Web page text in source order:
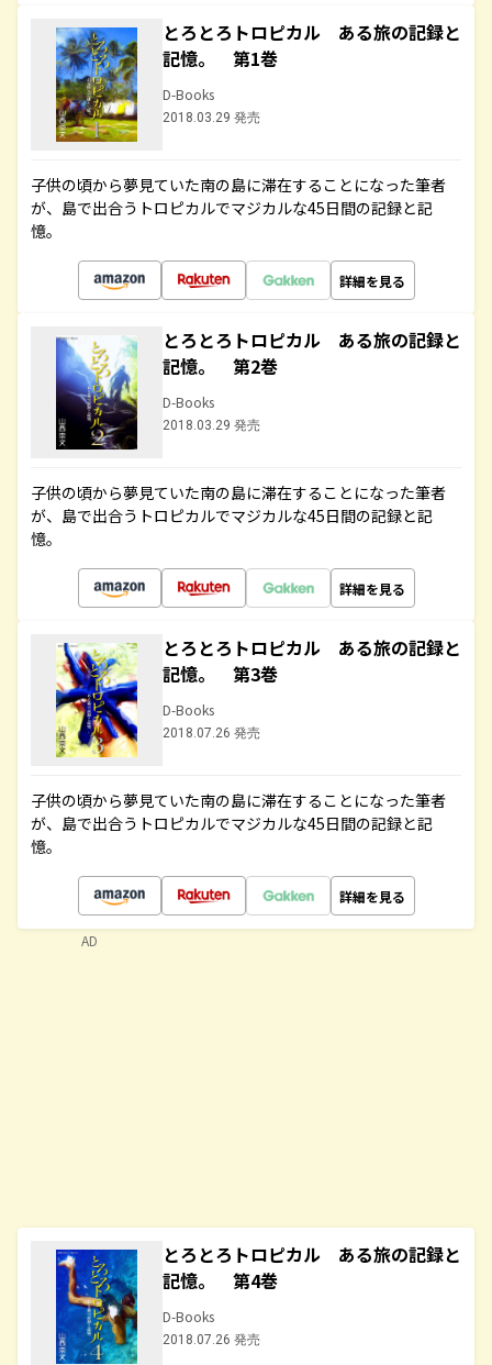
とろとろトロピカル ある旅の記録と
記憶。 第1巻
D-Books
2018.03.29 発売
子供の頃から夢見ていた南の島に滞在することになった筆者
が、島で出合うトロピカルでマジカルな45日間の記録と記
憶。
詳細を見る
とろとろトロピカル ある旅の記録と
記憶。 第2巻
D-Books
2018.03.29 発売
子供の頃から夢見ていた南の島に滞在することになった筆者
が、島で出合うトロピカルでマジカルな45日間の記録と記
憶。
詳細を見る
とろとろトロピカル ある旅の記録と
記憶。 第3巻
D-Books
2018.07.26 発売
子供の頃から夢見ていた南の島に滞在することになった筆者
が、島で出合うトロピカルでマジカルな45日間の記録と記
憶。
詳細を見る
とろとろトロピカル ある旅の記録と
記憶。 第4巻
D-Books
2018.07.26 発売
AD